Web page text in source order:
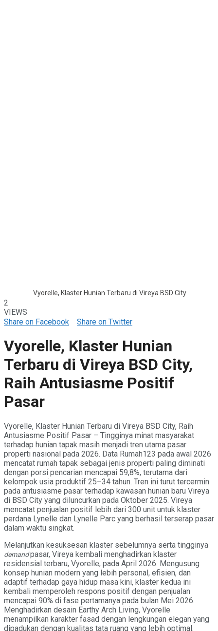
Vyorelle, Klaster Hunian Terbaru di Vireya BSD City
2
VIEWS
Share on Facebook
Share on Twitter
Vyorelle, Klaster Hunian
Terbaru di Vireya BSD City,
Raih Antusiasme Positif
Pasar
Vyorelle, Klaster Hunian Terbaru di Vireya BSD City, Raih
Antusiasme Positif Pasar – Tingginya minat masyarakat
terhadap hunian tapak masih menjadi tren utama pasar
properti nasional pada 2026. Data Rumah123 pada awal 2026
mencatat rumah tapak sebagai jenis properti paling diminati
dengan porsi pencarian mencapai 59,8%, terutama dari
kelompok usia produktif 25–34 tahun. Tren ini turut tercermin
pada antusiasme pasar terhadap kawasan hunian baru Vireya
di BSD City yang diluncurkan pada Oktober 2025. Vireya
mencatat penjualan positif lebih dari 300 unit untuk klaster
perdana Lynelle dan Lynelle Parc yang berhasil terserap pasar
dalam waktu singkat.
Melanjutkan kesuksesan klaster sebelumnya serta tingginya
demandpasar, Vireya kembali menghadirkan klaster
residensial terbaru, Vyorelle, pada April 2026. Mengusung
konsep hunian modern yang lebih personal, efisien, dan
adaptif terhadap gaya hidup masa kini, klaster kedua ini
kembali memperoleh respons positif dengan penjualan
mencapai 90% di fase pertamanya pada bulan Mei 2026.
Menghadirkan desain Earthy Arch Living, Vyorelle
menampilkan karakter fasad dengan lengkungan elegan yang
dipadukan dengan kualitas tata ruang yang lebih optimal.